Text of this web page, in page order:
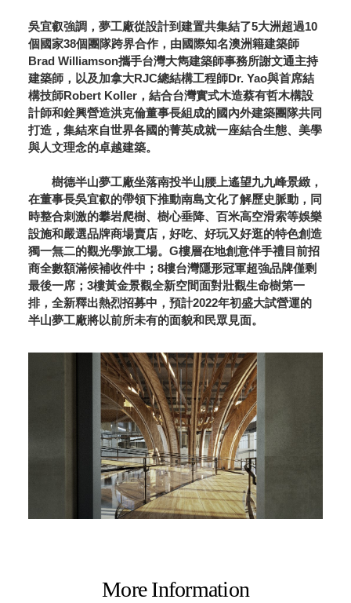
吳宜叡強調，夢工廠從設計到建置共集結了5大洲超過10
個國家38個團隊跨界合作，由國際知名澳洲籍建築師
Brad Williamson攜手台灣大雋建築師事務所謝文通主持
建築師，以及加拿大RJC總結構工程師Dr. Yao與首席結
構技師Robert Koller，結合台灣實式木造蔡有哲木構設
計師和銓興營造洪克倫董事長組成的國內外建築團隊共同
打造，集結來自世界各國的菁英成就一座結合生態、美學
與人文理念的卓越建築。
樹德半山夢工廠坐落南投半山腰上遙望九九峰景緻，
在董事長吳宜叡的帶領下推動南島文化了解歷史脈動，同
時整合刺激的攀岩爬樹、樹心垂降、百米高空滑索等娛樂
設施和嚴選品牌商場賣店，好吃、好玩又好逛的特色創造
獨一無二的觀光學旅工場。G樓層在地創意伴手禮目前招
商全數額滿候補收件中；8樓台灣隱形冠軍超強品牌僅剩
最後一席；3樓黃金景觀全新空間面對壯觀生命樹第一
排，全新釋出熱烈招募中，預計2022年初盛大試營運的
半山夢工廠將以前所未有的面貌和民眾見面。
More Information